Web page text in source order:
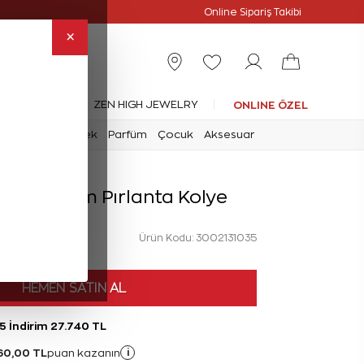
×
Online Sipariş Takibi
ZEN HIGH JEWELRY ONLINE ÖZEL
Erkek Parfüm Çocuk Aksesuar
Tasarım Pırlanta Kolye
Ürün Kodu: 3002131035
HEMEN SATIN AL
İndirim 27.740 TL
TL puan kazanın i